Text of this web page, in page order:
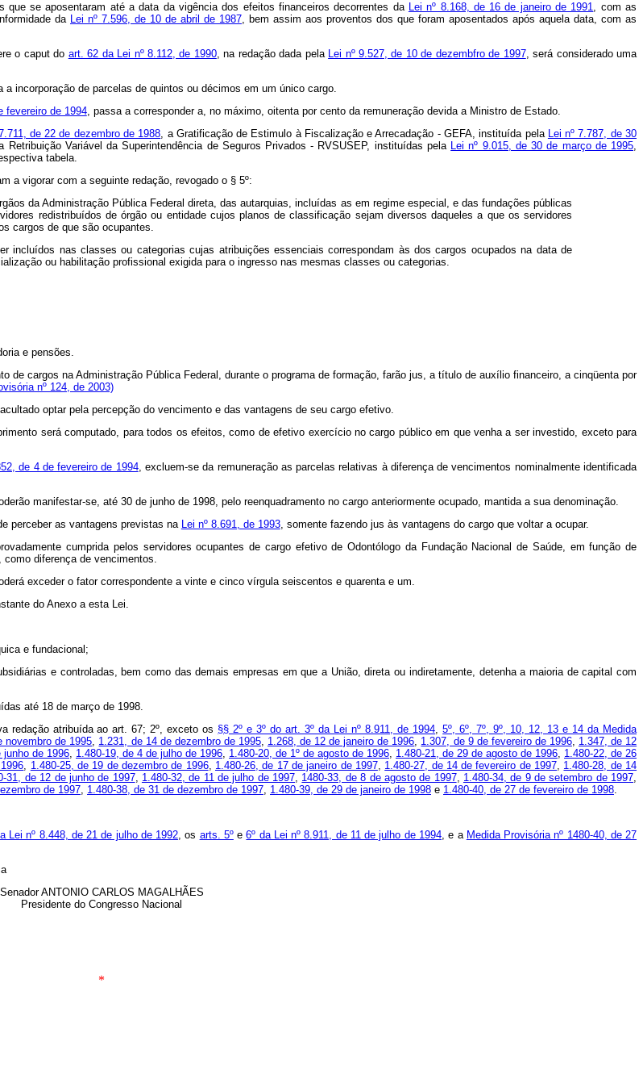
se aposentaram até a data da vigência dos efeitos financeiros decorrentes da Lei nº 8.168, de 16 de janeiro de 1991, com as
da Lei nº 7.596, de 10 de abril de 1987, bem assim aos proventos dos que foram aposentados após aquela data, com as
o caput do art. 62 da Lei nº 8.112, de 1990, na redação dada pela Lei nº 9.527, de 10 de dezembfro de 1997, será considerado uma
incorporação de parcelas de quintos ou décimos em um único cargo.
fevereiro de 1994, passa a corresponder a, no máximo, oitenta por cento da remuneração devida a Ministro de Estado.
de 22 de dezembro de 1988, a Gratificação de Estimulo à Fiscalização e Arrecadação - GEFA, instituída pela Lei nº 7.787, de 30
Variável da Superintendência de Seguros Privados - RVSUSEP, instituídas pela Lei nº 9.015, de 30 de março de 1995,
tabela.
a vigorar com a seguinte redação, revogado o § 5º:
da Administração Pública Federal direta, das autarquias, incluídas as em regime especial, e das fundações públicas
redistribuídos de órgão ou entidade cujos planos de classificação sejam diversos daqueles a que os servidores
cargos de que são ocupantes.
incluídos nas classes ou categorias cujas atribuições essenciais correspondam às dos cargos ocupados na data de
ou habilitação profissional exigida para o ingresso nas mesmas classes ou categorias.
e pensões.
de cargos na Administração Pública Federal, durante o programa de formação, farão jus, a título de auxílio financeiro, a cinqüenta por
nº 124, de 2003)
optar pela percepção do vencimento e das vantagens de seu cargo efetivo.
será computado, para todos os efeitos, como de efetivo exercício no cargo público em que venha a ser investido, exceto para
de 4 de fevereiro de 1994, excluem-se da remuneração as parcelas relativas à diferença de vencimentos nominalmente identificada
manifestar-se, até 30 de junho de 1998, pelo reenquadramento no cargo anteriormente ocupado, mantida a sua denominação.
perceber as vantagens previstas na Lei nº 8.691, de 1993, somente fazendo jus às vantagens do cargo que voltar a ocupar.
cumprida pelos servidores ocupantes de cargo efetivo de Odontólogo da Fundação Nacional de Saúde, em função de
diferença de vencimentos.
exceder o fator correspondente a vinte e cinco vírgula seiscentos e quarenta e um.
do Anexo a esta Lei.
e fundacional;
e controladas, bem como das demais empresas em que a União, direta ou indiretamente, detenha a maioria de capital com
até 18 de março de 1998.
redação atribuída ao art. 67; 2º, exceto os §§ 2º e 3º do art. 3º da Lei nº 8.911, de 1994,5º, 6º, 7º, 9º, 10, 12, 13 e 14 da Medida
novembro de 1995, 1.231, de 14 de dezembro de 1995, 1.268, de 12 de janeiro de 1996, 1.307, de 9 de fevereiro de 1996, 1.347, de 12
junho de 1996, 1.480-19, de 4 de julho de 1996, 1.480-20, de 1º de agosto de 1996, 1.480-21, de 29 de agosto de 1996, 1.480-22, de 26
, 1.480-25, de 19 de dezembro de 1996, 1.480-26, de 17 de janeiro de 1997, 1.480-27, de 14 de fevereiro de 1997, 1.480-28, de 14
31, de 12 de junho de 1997, 1.480-32, de 11 de julho de 1997, 1480-33, de 8 de agosto de 1997, 1.480-34, de 9 de setembro de 1997,
de 1997, 1.480-38, de 31 de dezembro de 1997, 1.480-39, de 29 de janeiro de 1998 e 1.480-40, de 27 de fevereiro de 1998.
Lei nº 8.448, de 21 de julho de 1992, os arts. 5ºe6º da Lei nº 8.911, de 11 de julho de 1994, e a Medida Provisória nº 1480-40, de 27
Senador ANTONIO CARLOS MAGALHÃES
Presidente do Congresso Nacional
*